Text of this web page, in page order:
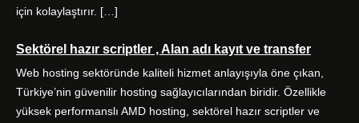
için kolaylaştırır. […]
Sektörel hazır scriptler , Alan adı kayıt ve transfer
Web hosting sektöründe kaliteli hizmet anlayışıyla öne çıkan,
Türkiye’nin güvenilir hosting sağlayıcılarından biridir. Özellikle
yüksek performanslı AMD hosting, sektörel hazır scriptler ve